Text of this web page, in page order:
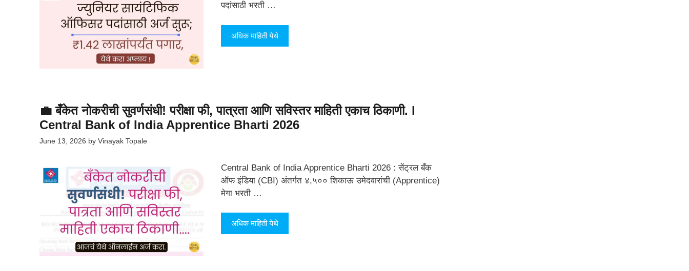
पदांसाठी भरती …
अधिक माहिती येथे
💼 बँकेत नोकरीची सुवर्णसंधी! परीक्षा फी, पात्रता आणि सविस्तर माहिती एकाच ठिकाणी. l
Central Bank of India Apprentice Bharti 2026
June 13, 2026 by Vinayak Topale
Central Bank of India Apprentice Bharti 2026 : सेंट्रल बँक
ऑफ इंडिया (CBI) अंतर्गत ४,५०० शिकाऊ उमेदवारांची (Apprentice)
मेगा भरती …
अधिक माहिती येथे